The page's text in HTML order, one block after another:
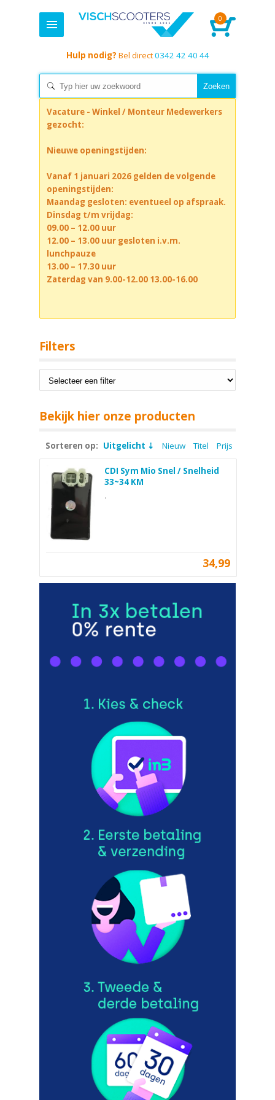
0
Hulp nodig? Bel direct0342 42 40 44
Vacature - Winkel / Monteur Medewerkers
gezocht:
Nieuwe openingstijden:
Vanaf 1 januari 2026 gelden de volgende
openingstijden:
Maandag gesloten: eventueel op afspraak.
Dinsdag t/m vrijdag:
09.00 – 12.00 uur
12.00 – 13.00 uur gesloten i.v.m.
lunchpauze
13.00 – 17.30 uur
Zaterdag van 9.00-12.00 13.00-16.00
Filters
Bekijk hier onze producten
Sorteren op: Uitgelicht Nieuw Titel Prijs
CDI Sym Mio Snel / Snelheid
33~34 KM
.
34,99